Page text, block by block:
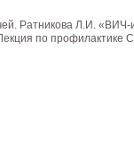
Ратникова Л.И.
по профилактике